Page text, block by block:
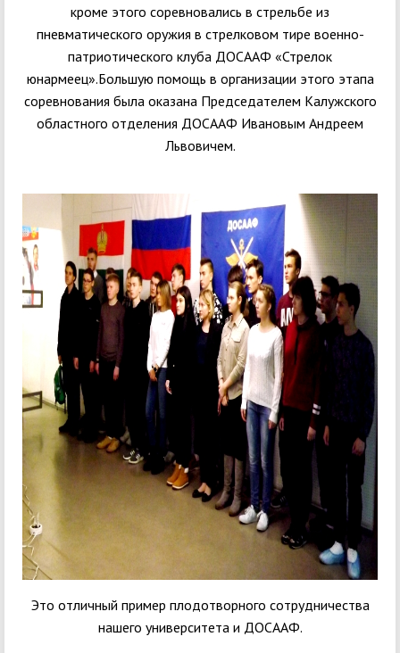
кроме этого соревновались в стрельбе из
пневматического оружия в стрелковом тире военно-
патриотического клуба ДОСААФ «Стрелок
юнармеец».Большую помощь в организации этого этапа
соревнования была оказана Председателем Калужского
областного отделения ДОСААФ Ивановым Андреем
Львовичем.
Это отличный пример плодотворного сотрудничества
нашего университета и ДОСААФ.